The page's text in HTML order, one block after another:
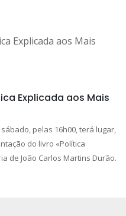
Explicada aos Mais
pelas 16h00, terá lugar,
do livro «Política
de João Carlos Martins Durão.